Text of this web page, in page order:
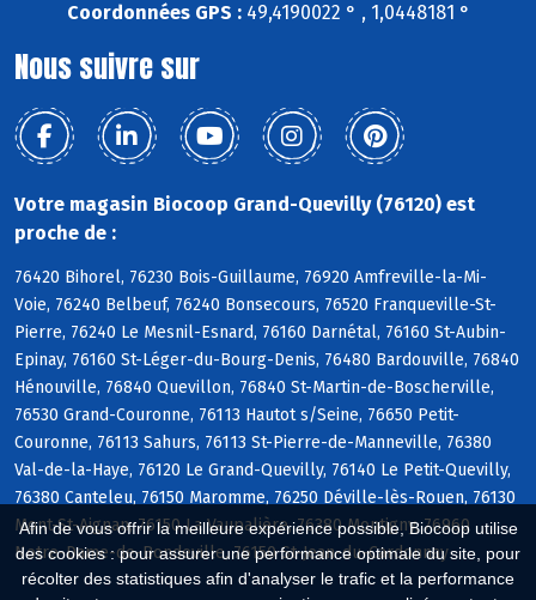
Afin de vous offrir la meilleure expérience possible, Biocoop utilise
des cookies : pour assurer une performance optimale du site, pour
récolter des statistiques afin d'analyser le trafic et la performance
Coordonnées GPS :49,4190022 ° , 1,0448181 °
Nous suivre sur
Votre magasin Biocoop Grand-Quevilly (76120) est
proche de :
76420 Bihorel, 76230 Bois-Guillaume, 76920 Amfreville-la-Mi-
Voie, 76240 Belbeuf, 76240 Bonsecours, 76520 Franqueville-St-
Pierre, 76240 Le Mesnil-Esnard, 76160 Darnétal, 76160 St-Aubin-
Epinay, 76160 St-Léger-du-Bourg-Denis, 76480 Bardouville, 76840
Hénouville, 76840 Quevillon, 76840 St-Martin-de-Boscherville,
76530 Grand-Couronne, 76113 Hautot s/Seine, 76650 Petit-
Couronne, 76113 Sahurs, 76113 St-Pierre-de-Manneville, 76380
Val-de-la-Haye, 76120 Le Grand-Quevilly, 76140 Le Petit-Quevilly,
76380 Canteleu, 76150 Maromme, 76250 Déville-lès-Rouen, 76130
Mont-St-Aignan, 76150 La Vaupalière, 76380 Montigny, 76960
Notre-Dame-de-Bondeville, 76150 St-Jean-du-Cardonnay